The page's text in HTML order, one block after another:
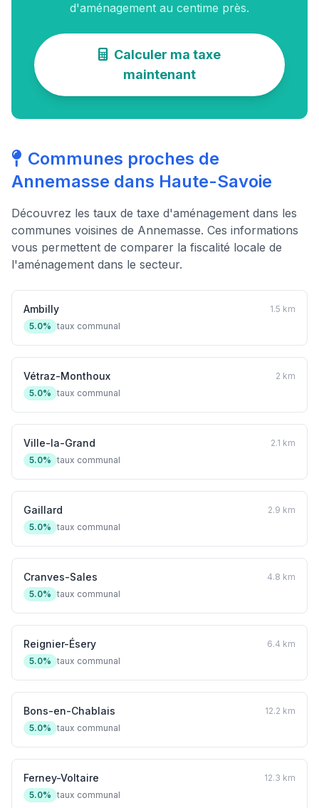
d'aménagement au centime près.
Calculer ma taxe
maintenant
Communes proches de
Annemasse dans Haute-Savoie
Découvrez les taux de taxe d'aménagement dans les
communes voisines de Annemasse. Ces informations
vous permettent de comparer la fiscalité locale de
l'aménagement dans le secteur.
Ambilly
1.5 km
5.0% taux communal
Vétraz-Monthoux
2 km
5.0% taux communal
Ville-la-Grand
2.1 km
5.0% taux communal
Gaillard
2.9 km
5.0% taux communal
Cranves-Sales
4.8 km
5.0% taux communal
Reignier-Ésery
6.4 km
5.0% taux communal
Bons-en-Chablais
12.2 km
5.0% taux communal
Ferney-Voltaire
12.3 km
5.0% taux communal